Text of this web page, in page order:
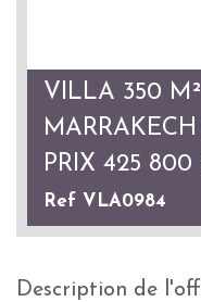
VILLA 350 M²
PRIX 425 800
Ref VLA0984
description de